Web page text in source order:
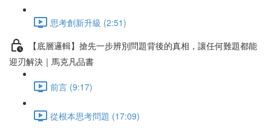
思考創新升級 (2:51)
【底層邏輯】搶先一步辨別問題背後的真相，讓任何難題都能
迎刃解決｜馬克凡品書
前言 (9:17)
從根本思考問題 (17:09)